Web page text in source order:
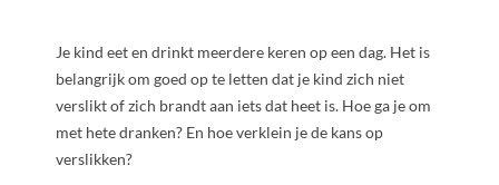
Je kind eet en drinkt meerdere keren op een dag. Het is
belangrijk om goed op te letten dat je kind zich niet
verslikt of zich brandt aan iets dat heet is. Hoe ga je om
met hete dranken? En hoe verklein je de kans op
verslikken?